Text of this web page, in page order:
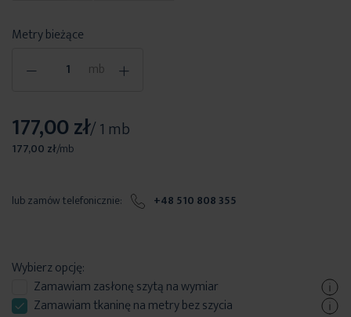
Metry bieżące
- mb +
177,00 zł/ 1 mb
177,00 zł/mb
lub zamów telefonicznie: +48 510 808 355
Wybierz opcję:
Zamawiamzasłonę szytąna wymiar
Zamawiam tkaninę na metry bez szycia